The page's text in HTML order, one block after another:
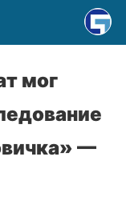
мог
—